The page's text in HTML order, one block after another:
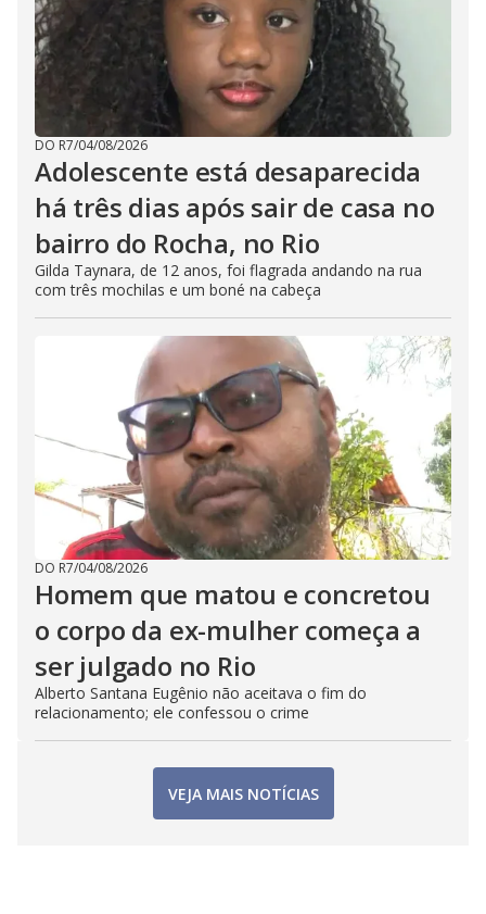
DO R7/04/08/2026
Adolescente está desaparecida
há três dias após sair de casa no
bairro do Rocha, no Rio
Gilda Taynara, de 12 anos, foi flagrada andando na rua
com três mochilas e um boné na cabeça
DO R7/04/08/2026
Homem que matou e concretou
o corpo da ex-mulher começa a
ser julgado no Rio
Alberto Santana Eugênio não aceitava o fim do
relacionamento; ele confessou o crime
VEJA MAIS NOTÍCIAS